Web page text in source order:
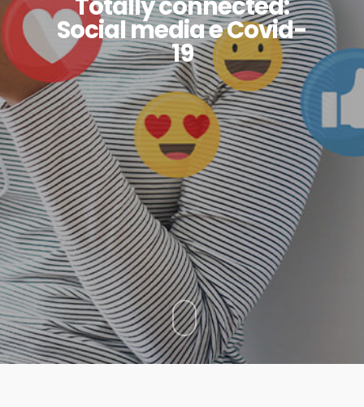
Social media e Covid-
19